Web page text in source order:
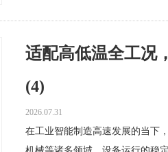
适配高低温全工况
(4)
2026.07.31
在工业智能制造高速发展的当下